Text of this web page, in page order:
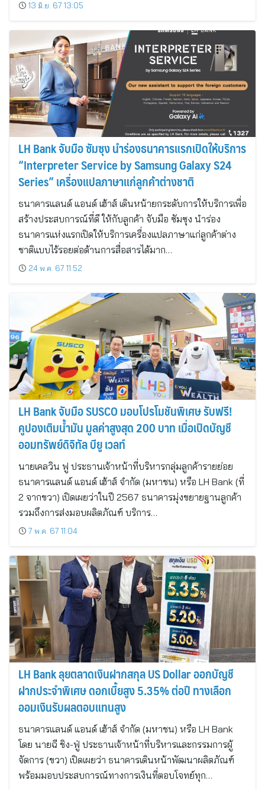
13 มิ.ย. 67 13:05
LH Bank จับมือ ซัมซุง นำร่องธนาคารแรกเปิดให้บริการ
“Interpreter Service by Samsung Galaxy S24
Series” เครื่องแปลภาษาแก่ลูกค้าต่างชาติ
ธนาคารแลนด์ แอนด์ เฮ้าส์ เดินหน้ายกระดับการให้บริการเพื่อ
สร้างประสบการณ์ที่ดี ให้กับลูกค้า จับมือ ซัมซุง นำร่อง
ธนาคารแห่งแรกเปิดให้บริการเครื่องแปลภาษาแก่ลูกค้าต่าง
ชาติแบบไร้รอยต่อด้านการสื่อสารได้มาก…
24 พ.ค. 67 11:52
LH Bank จับมือ SUSCO มอบโปรโมชันพิเศษ รับฟรี!
คูปองเติมน้ำมัน มูลค่าสูงสุด 200 บาท เมื่อเปิดบัญชี
ออมทรัพย์ดิจิทัล บียู เวลท์
นายเคลวิน ฟู ประธานเจ้าหน้าที่บริหารกลุ่มลูกค้ารายย่อย
ธนาคารแลนด์ แอนด์ เฮ้าส์ จำกัด (มหาชน) หรือ LH Bank (ที่
2 จากขวา) เปิดเผยว่าในปี 2567 ธนาคารมุ่งขยายฐานลูกค้า
รวมถึงการส่งมอบผลิตภัณฑ์ บริการ…
7 พ.ค. 67 11:04
LH Bank ลุยตลาดเงินฝากสกุล US Dollar ออกบัญชี
ฝากประจำพิเศษ ดอกเบี้ยสูง 5.35% ต่อปี ทางเลือก
ออมเงินรับผลตอบแทนสูง
ธนาคารแลนด์ แอนด์ เฮ้าส์ จำกัด (มหาชน) หรือ LH Bank
โดย นายฉี ชิง-ฟู่ ประธานเจ้าหน้าที่บริหารและกรรมการผู้
จัดการ (ขวา) เปิดเผยว่า ธนาคารเดินหน้าพัฒนาผลิตภัณฑ์
พร้อมมอบประสบการณ์ทางการเงินที่ตอบโจทย์ทุก…